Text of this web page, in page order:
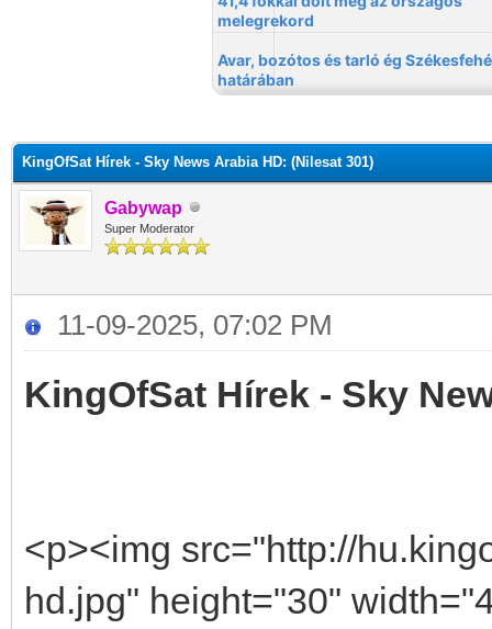
KingOfSat Hírek - Sky News Arabia HD: (Nilesat 301)
Gabywap
Super Moderator
11-09-2025, 07:02 PM
KingOfSat Hírek - Sky
<p><img src="http://
hd.jpg" height="30"